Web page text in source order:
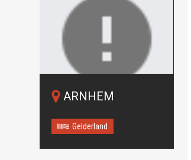
Oops!
Something
went wrong.
ARNHEM
Gelderland